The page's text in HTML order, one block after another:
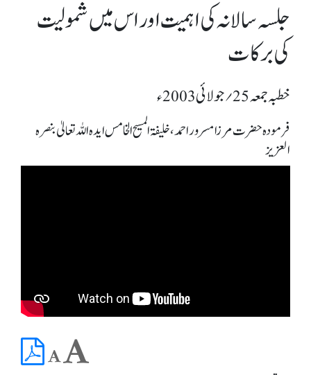
جلسہ سالانہ کی اہمیت اور اس میں شمولیت
کی برکات
خطبہ جمعہ 25؍ جولائی 2003ء
فرمودہ حضرت مرزا مسرور احمد، خلیفۃ المسیح الخامس ایدہ اللہ تعالیٰ بنصرہ
العزیز